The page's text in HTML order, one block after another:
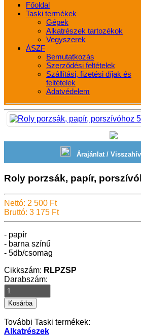
Főoldal
Taski termékek
Gépek
Alkatrészek tartozékok
Vegyszerek
ÁSZF
Bemutatkozás
Szerződési feltételek
Szállítási, fizetési díjak és
feltételek
Adatvédelem
Árajánlat /
Roly porzsák, papír,
Nettó: 2 500 Ft
Bruttó: 3 175 Ft
- papír
- barna színű
- 5db/csomag
Cikkszám: RLPZSP
Darabszám:
További Taski termékek:
Alkatrészek